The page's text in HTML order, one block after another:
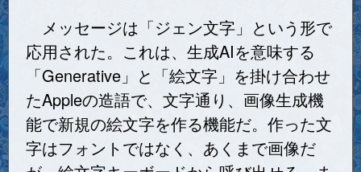
メッセージは「ジェン文字」という形で
応用された。これは、生成AIを意味する
「Generative」と「絵文字」を掛け合わせ
たAppleの造語で、文字通り、画像生成機
能で新規の絵文字を作る機能だ。作った文
字はフォントではなく、あくまで画像だ